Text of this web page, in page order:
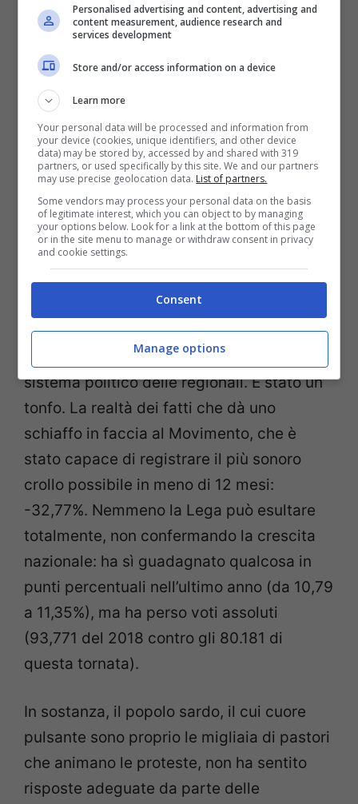
girovagare la bella isola
Il risultato è stato un terremoto sotto i
piedi del M5S e un rallentamento per la
Lega , che ha visto trionfare il proprio
candidato grazie al risultato di coalizione. I
5 Stelle continuano la tendenza negativa
emersa in Abruzzo e confermata dai
sondaggi. Nel caso della Sardegna non si
può negare di aver assistito alla completa
disillusione dell’elettorato.
42,49% dei voti delle politiche 2018
(369.000 sardi) al misero 9,72%
domenica scorsa non è spiegabile
semplicemente con la diversità del
sistema politico delle regionali. È stato un
tonfo. La realtà dei fatti che dà uno
schiaffo in faccia al Movimento, che è
stato capace di registrare il più sonoro
crollo possibile in meno di 12 mesi:
-32,77%. Nemmeno la Lega può esultare
totalmente, non confermando la crescita
nazionale: ha sì guadagnato qualcosa in
punti percentuali nell’ultimo anno (da 10,79
a 11,35%), ma ha perso voti assoluti
(93,771 del 2018 contro gli 80.181 di
questa tornata).
In sostanza, il popolo sardo, il cui cuore
pulsante sono proprio le migliaia di pastori
che animano le proteste, non ha sentito
risposte adeguate da parte delle
Personalised advertising and content, advertising and
content measurement, audience research and
services development
Store and/or access information on a device
Learn more
Your personal data will be processed and information from
your device (cookies, unique identifiers, and other device
data) may be stored by, accessed by and shared with 319
partners, or used specifically by this site. We and our partners
may use precise geolocation data. List of partners.
Some vendors may process your personal data on the basis
of legitimate interest, which you can object to by managing
your options below. Look for a link at the bottom of this page
or in the site menu to manage or withdraw consent in privacy
and cookie settings.
Consent
Manage options